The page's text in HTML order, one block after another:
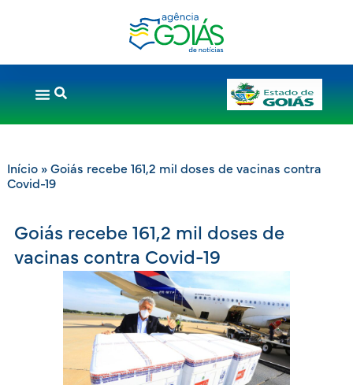
Início» Goiás recebe 161,2 mil doses de vacinas contra
Covid-19
Goiás recebe 161,2 mil doses de
vacinas contra Covid-19